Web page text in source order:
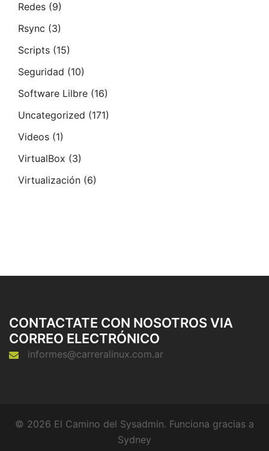
Redes (9)
Rsync (3)
Scripts (15)
Seguridad (10)
Software Lilbre (16)
Uncategorized (171)
Videos (1)
VirtualBox (3)
Virtualización (6)
CONTACTATE CON NOSOTROS VIA
CORREO ELECTRÓNICO
informes@carreralinux.com.ar
© 2026 El Camino del Sysadmin. Funciona gracias a
Sydney